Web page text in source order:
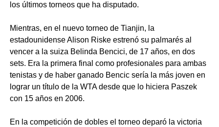
los últimos torneos que ha disputado.
Mientras, en el nuevo torneo de Tianjin, la
estadounidense Alison Riske estrenó su palmarés al
vencer a la suiza Belinda Bencici, de 17 años, en dos
sets. Era la primera final como profesionales para ambas
tenistas y de haber ganado Bencic sería la más joven en
lograr un título de la WTA desde que lo hiciera Paszek
con 15 años en 2006.
En la competición de dobles el torneo deparó la victoria